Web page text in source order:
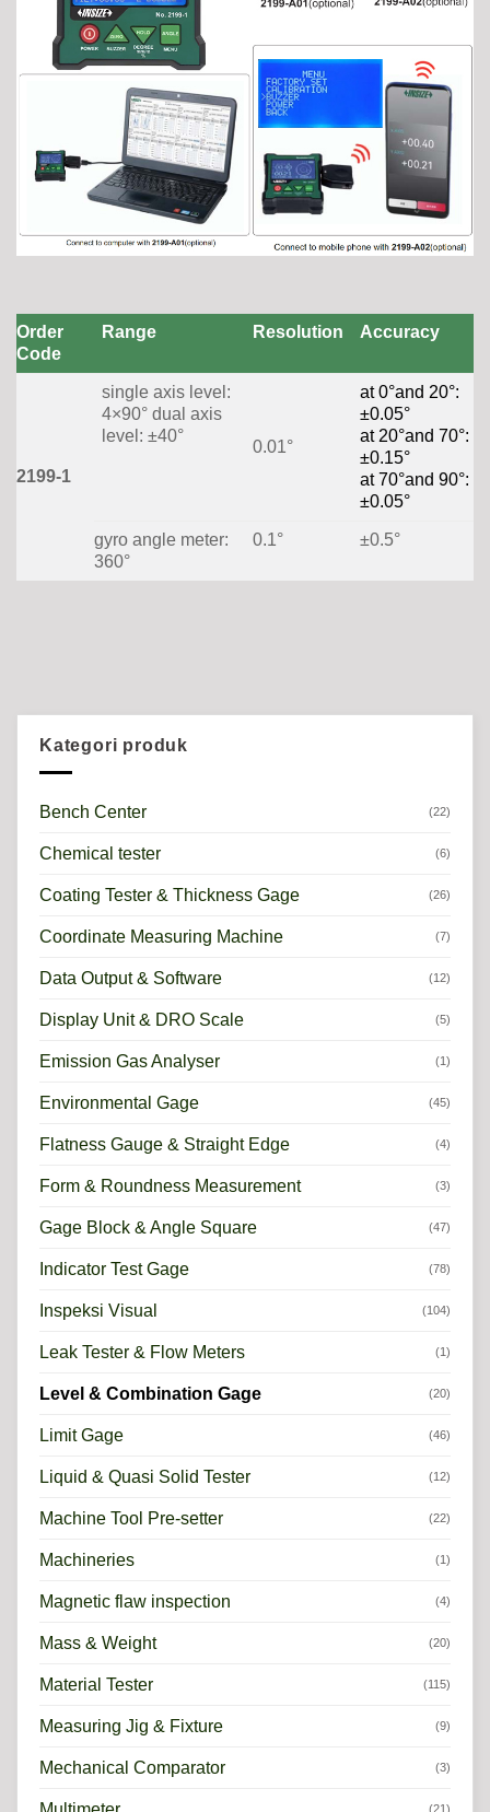
Order
Code
Range Resolution Accuracy
2199-1
single axis level:
4×90° dual axis
level: ±40°
0.01°
at 0°and 20°:
±0.05°
at 20°and 70°:
±0.15°
at 70°and 90°:
±0.05°
gyro angle meter:
360°
0.1° ±0.5°
Kategori produk
Bench Center (22)
Chemical tester (6)
Coating Tester & Thickness Gage (26)
Coordinate Measuring Machine (7)
Data Output & Software (12)
Display Unit & DRO Scale (5)
Emission Gas Analyser (1)
Environmental Gage (45)
Flatness Gauge & Straight Edge (4)
Form & Roundness Measurement (3)
Gage Block & Angle Square (47)
Indicator Test Gage (78)
Inspeksi Visual (104)
Leak Tester & Flow Meters (1)
Level & Combination Gage (20)
Limit Gage (46)
Liquid & Quasi Solid Tester (12)
Machine Tool Pre-setter (22)
Machineries (1)
Magnetic flaw inspection (4)
Mass & Weight (20)
Material Tester (115)
Measuring Jig & Fixture (9)
Mechanical Comparator (3)
(21)